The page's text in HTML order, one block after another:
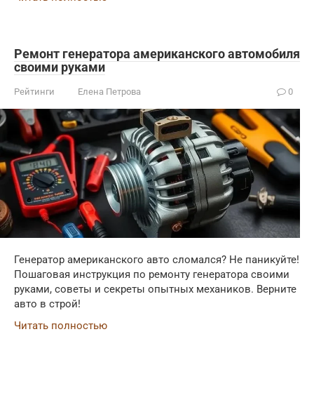
Ремонт генератора американского автомобиля
своими руками
Рейтинги Елена Петрова 0
Генератор американского авто сломался? Не паникуйте!
Пошаговая инструкция по ремонту генератора своими
руками, советы и секреты опытных механиков. Верните
авто в строй!
Читать полностью